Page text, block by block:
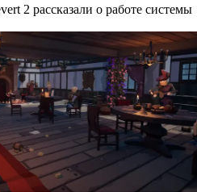
2 рассказали о работе системы